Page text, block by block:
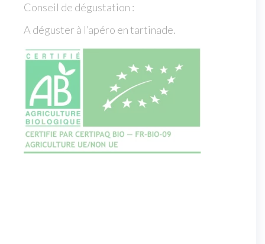
Conseil de dégustation :
A déguster à l’apéro en tartinade.